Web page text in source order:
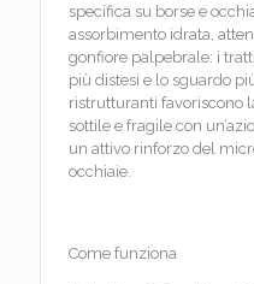
specifica su borse e
assorbimento idrata,
gonfiore palpebrale: i
più distesi e lo sguardo
ristrutturanti favoriscono
sottile e fragile con
un attivo rinforzo del
occhiaie.
Come funziona